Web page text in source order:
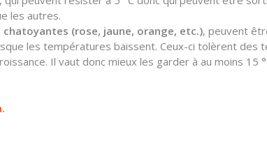
les autres.
chatoyantes (rose, jaune, orange, etc.), peuvent
les températures baissent. Ceux-ci tolèrent
Il vaut donc mieux les garder à au moins 15